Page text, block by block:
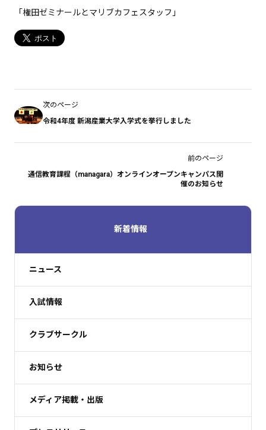
「権田ゼミナールとマリブカフェスタッフ」
次のページ
令和4年度 新潟産業大学入学式を挙行しました
前のページ
通信教育課程（managara）オンラインオープンキャンパス開
催のお知らせ
新着情報
ニュース
入試情報
クラブサークル
お知らせ
メディア掲載・出版